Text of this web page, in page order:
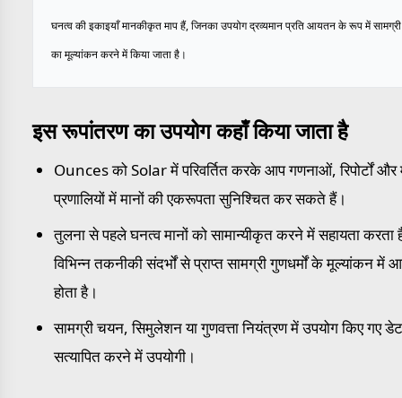
घनत्व की इकाइयाँ मानकीकृत माप हैं, जिनका उपयोग द्रव्यमान प्रति आयतन के रूप में
का मूल्यांकन करने में किया जाता है।
इस रूपांतरण का उपयोग कहाँ किया जाता है
Ounces को Solar में परिवर्तित करके आप गणनाओं, रिपोर्टों और
प्रणालियों में मानों की एकरूपता सुनिश्चित कर सकते हैं।
तुलना से पहले घनत्व मानों को सामान्यीकृत करने में सहायता करता
विभिन्न तकनीकी संदर्भों से प्राप्त सामग्री गुणधर्मों के मूल्यांकन में
होता है।
सामग्री चयन, सिमुलेशन या गुणवत्ता नियंत्रण में उपयोग किए गए
सत्यापित करने में उपयोगी।